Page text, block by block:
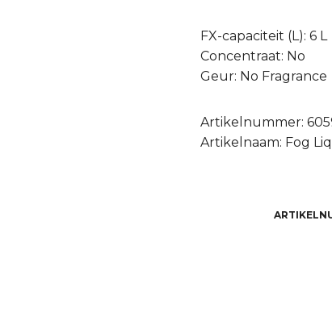
FX-capaciteit (L): 6 L
Concentraat: No
Geur: No Fragrance
Artikelnummer:
Artikelnaam: Fog